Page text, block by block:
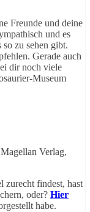
Freunde und deine
und es
zu sehen gibt.
Gerade auch
dir noch viele
Museum
Verlag,
zurecht findest, hast
oder? Hier
habe.